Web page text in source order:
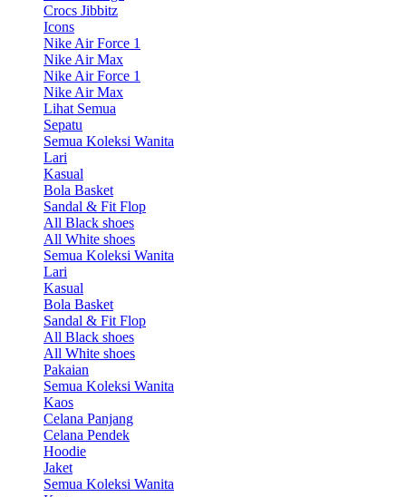
Crocs Jibbitz
Icons
Nike Air Force 1
Nike Air Max
Nike Air Force 1
Nike Air Max
Lihat Semua
Sepatu
Semua Koleksi Wanita
Lari
Kasual
Bola Basket
Sandal & Fit Flop
All Black shoes
All White shoes
Semua Koleksi Wanita
Lari
Kasual
Bola Basket
Sandal & Fit Flop
All Black shoes
All White shoes
Pakaian
Semua Koleksi Wanita
Kaos
Celana Panjang
Celana Pendek
Hoodie
Jaket
Semua Koleksi Wanita